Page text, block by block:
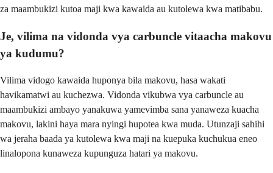
za maambukizi kutoa maji kwa kawaida au kutolewa kwa matibabu.
Je, vilima na vidonda vya carbuncle vitaacha makovu
ya kudumu?
Vilima vidogo kawaida huponya bila makovu, hasa wakati
havikamatwi au kuchezwa. Vidonda vikubwa vya carbuncle au
maambukizi ambayo yanakuwa yamevimba sana yanaweza kuacha
makovu, lakini haya mara nyingi hupotea kwa muda. Utunzaji sahihi
wa jeraha baada ya kutolewa kwa maji na kuepuka kuchukua eneo
linalopona kunaweza kupunguza hatari ya makovu.